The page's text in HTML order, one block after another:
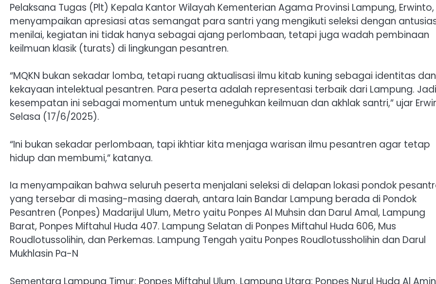
Pelaksana Tugas (Plt) Kepala Kantor Wilayah Kementerian Agama Provinsi Lampung, Erwinto,
menyampaikan apresiasi atas semangat para santri yang mengikuti seleksi dengan
menilai, kegiatan ini tidak hanya sebagai ajang perlombaan, tetapi juga wadah pembinaan
keilmuan klasik (turats) di lingkungan pesantren.
“MQKN bukan sekadar lomba, tetapi ruang aktualisasi ilmu kitab kuning sebagai identitas dan
kekayaan intelektual pesantren. Para peserta adalah representasi terbaik dari Lampung.
kesempatan ini sebagai momentum untuk meneguhkan keilmuan dan akhlak santri,” ujar
Selasa (17/6/2025).
“Ini bukan sekadar perlombaan, tapi ikhtiar kita menjaga warisan ilmu pesantren agar tetap
hidup dan membumi,” katanya.
Ia menyampaikan bahwa seluruh peserta menjalani seleksi di delapan lokasi pondok
yang tersebar di masing-masing daerah, antara lain Bandar Lampung berada di Pondok
Pesantren (Ponpes) Madarijul Ulum, Metro yaitu Ponpes Al Muhsin dan Darul Amal, Lampung
Barat, Ponpes Miftahul Huda 407. Lampung Selatan di Ponpes Miftahul Huda 606, Mus
Roudlotussolihin, dan Perkemas. Lampung Tengah yaitu Ponpes Roudlotussholihin dan Darul
Mukhlasin Pa-N
Sementara Lampung Timur: Ponpes Miftahul Ulum. Lampung Utara: Ponpes Nurul Huda Al Amin